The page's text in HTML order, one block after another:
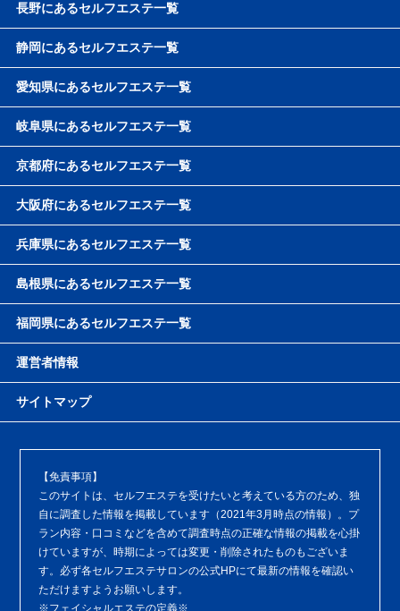
長野にあるセルフエステ一覧
静岡にあるセルフエステ一覧
愛知県にあるセルフエステ一覧
岐阜県にあるセルフエステ一覧
京都府にあるセルフエステ一覧
大阪府にあるセルフエステ一覧
兵庫県にあるセルフエステ一覧
島根県にあるセルフエステ一覧
福岡県にあるセルフエステ一覧
運営者情報
サイトマップ
【免責事項】
このサイトは、セルフエステを受けたいと考えている方のため、独
自に調査した情報を掲載しています（2021年3月時点の情報）。プ
ラン内容・口コミなどを含めて調査時点の正確な情報の掲載を心掛
けていますが、時期によっては変更・削除されたものもございま
す。必ず各セルフエステサロンの公式HPにて最新の情報を確認い
ただけますようお願いします。